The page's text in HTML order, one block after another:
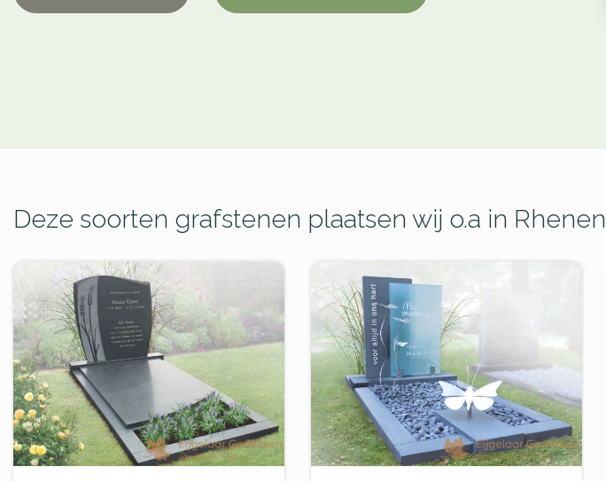
Deze soorten grafstenen plaatsen wij o.a in Rhenen